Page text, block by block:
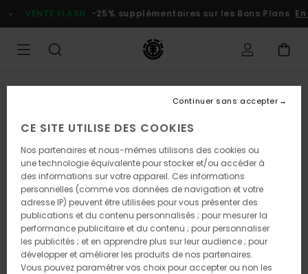
l'information
VENTE FLASH -25% supplémentaires sur les Bons Plans En
CE SITE UTILISE DES COOKIES
Nos partenaires et nous-mêmes utilisons des cookies ou
une technologie équivalente pour stocker et/ou accéder à
des informations sur votre appareil. Ces informations
personnelles (comme vos données de navigation et votre
adresse IP) peuvent être utilisées pour vous présenter des
publications et du contenu personnalisés ; pour mesurer la
performance publicitaire et du contenu ; pour personnaliser
les publicités ; et en apprendre plus sur leur audience ; pour
développer et améliorer les produits de nos partenaires.
Vous pouvez paramétrer vos choix pour accepter ou non les
Continuer sans accepter